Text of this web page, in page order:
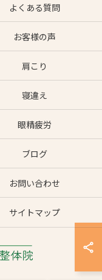
よくある質問
お客様の声
肩こり
寝違え
眼精疲労
ブログ
お問い合わせ
サイトマップ